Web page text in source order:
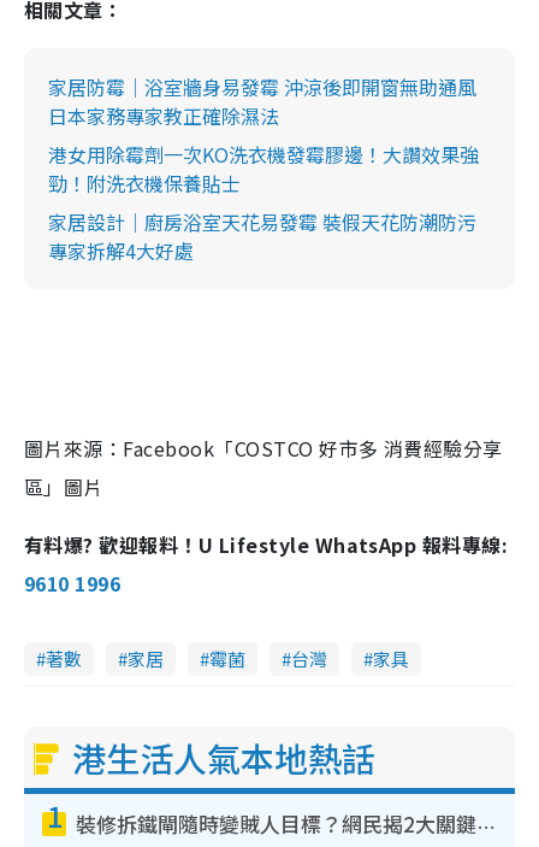
相關文章：
家居防霉｜浴室牆身易發霉 沖涼後即開窗無助通風
日本家務專家教正確除濕法
港女用除霉劑一次KO洗衣機發霉膠邊！大讚效果強
勁！附洗衣機保養貼士
家居設計｜廚房浴室天花易發霉 裝假天花防潮防污
專家拆解4大好處
圖片來源：Facebook「COSTCO 好市多 消費經驗分享
區」圖片
有料爆? 歡迎報料！U Lifestyle WhatsApp 報料專線:
9610 1996
著數 家居 霉菌 台灣 家具
港生活人氣本地熱話
1 裝修拆鐵閘隨時變賊人目標？網民揭2大關鍵用途：裝新式等於白裝？附新舊鐵閘分別